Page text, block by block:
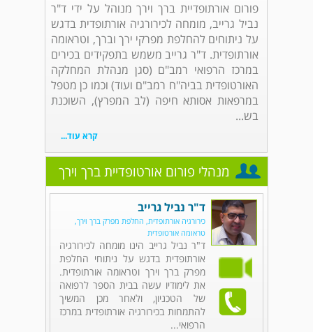
פורום אורתופדיית ברך וירך מנוהל על ידי ד"ר
נביל גרייב, מומחה לכירורגיה אורתופדית בדגש
על ניתוחים להחלפת מפרקי ירך וברך, וטראומה
אורתופדית. ד"ר גרייב משמש בתפקידים בכירים
במרכז הרפואי רמב"ם (סגן מנהלת המחלקה
האורטופדית בביה"ח רמב"ם ועוד) וכמו כן מטפל
במרפאות אסותא חיפה (לב המפרץ), השוכנת
בש...
קרא עוד...
מנהלי פורום אורטופדיית ברך וירך
ד"ר נביל גרייב
כירורגיה אורתופדית, החלפת מפרק ברך וירך,
טראומה אורטופדית
ד"ר נביל גרייב הינו מומחה לכירורגיה
אורתופדית בדגש על ניתוחי החלפת
מפרק ברך וירך וטראומה אורתופדית.
את לימודיו עשה בבית הספר לרפואה
של הטכניון, ולאחר מכן המשיך
להתמחות בכירורגיה אורתופדית במרכז
הרפואי...